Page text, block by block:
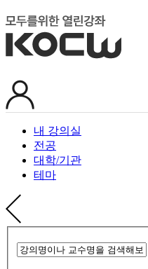
내 강의실
전공
대학/기관
테마